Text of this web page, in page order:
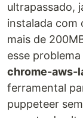
ultrapassado,
instalada com
mais de
esse
chrome-aws-
ferramental
puppeteer